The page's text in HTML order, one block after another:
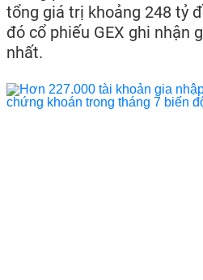
tổng giá trị khoảng 248 tỷ
đó cổ phiếu GEX ghi nhận
nhất.